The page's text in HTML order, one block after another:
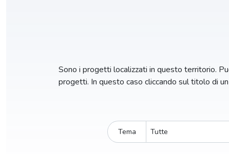
Sono i progetti localizzati in questo territorio.
progetti. In questo caso cliccando sul titolo di
Tema